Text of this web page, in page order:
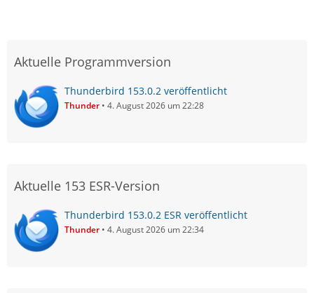
Aktuelle Programmversion
Thunderbird 153.0.2 veröffentlicht
Thunder 4. August 2026 um 22:28
Aktuelle 153 ESR-Version
Thunderbird 153.0.2 ESR veröffentlicht
Thunder 4. August 2026 um 22:34